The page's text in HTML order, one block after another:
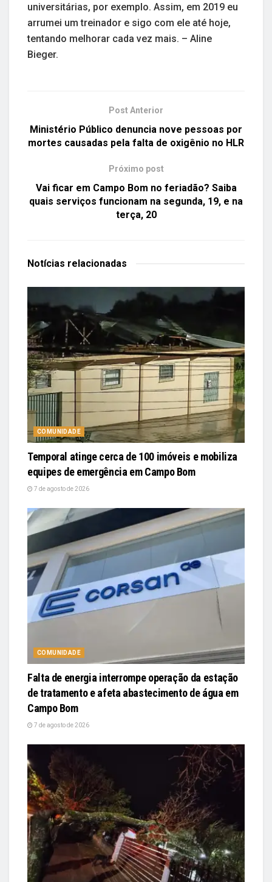
universitárias, por exemplo. Assim, em 2019 eu
arrumei um treinador e sigo com ele até hoje,
tentando melhorar cada vez mais. – Aline
Bieger.
Post Anterior
Ministério Público denuncia nove pessoas por
mortes causadas pela falta de oxigênio no HLR
Próximo post
Vai ficar em Campo Bom no feriadão? Saiba
quais serviços funcionam na segunda, 19, e na
terça, 20
Notícias relacionadas
COMUNIDADE
Temporal atinge cerca de 100 imóveis e mobiliza
equipes de emergência em Campo Bom
7 de agosto de 2026
COMUNIDADE
Falta de energia interrompe operação da estação
de tratamento e afeta abastecimento de água em
Campo Bom
7 de agosto de 2026